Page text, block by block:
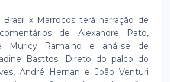
x Marrocos terá narração de
de Alexandre Pato,
Muricy Ramalho e análise de
Basttos. Direto do palco do
André Hernan e João Venturi